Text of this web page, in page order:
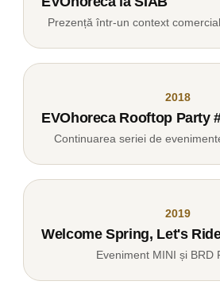
Prezență într-un context
2018
EVOhoreca Rooftop Party
Continuarea seriei de
2019
Welcome Spring, Let's
Eveniment MINI și BRD